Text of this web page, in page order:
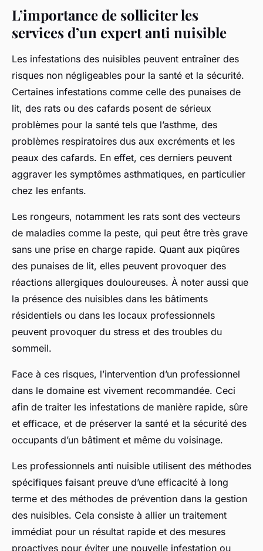
L’importance de solliciter les
services d’un expert anti nuisible
Les infestations des nuisibles peuvent entraîner des
risques non négligeables pour la santé et la sécurité.
Certaines infestations comme celle des punaises de
lit, des rats ou des cafards posent de sérieux
problèmes pour la santé tels que l’asthme, des
problèmes respiratoires dus aux excréments et les
peaux des cafards. En effet, ces derniers peuvent
aggraver les symptômes asthmatiques, en particulier
chez les enfants.
Les rongeurs, notamment les rats sont des vecteurs
de maladies comme la peste, qui peut être très grave
sans une prise en charge rapide. Quant aux piqûres
des punaises de lit, elles peuvent provoquer des
réactions allergiques douloureuses. À noter aussi que
la présence des nuisibles dans les bâtiments
résidentiels ou dans les locaux professionnels
peuvent provoquer du stress et des troubles du
sommeil.
Face à ces risques, l’intervention d’un professionnel
dans le domaine est vivement recommandée. Ceci
afin de traiter les infestations de manière rapide, sûre
et efficace, et de préserver la santé et la sécurité des
occupants d’un bâtiment et même du voisinage.
Les professionnels anti nuisible utilisent des méthodes
spécifiques faisant preuve d’une efficacité à long
terme et des méthodes de prévention dans la gestion
des nuisibles. Cela consiste à allier un traitement
immédiat pour un résultat rapide et des mesures
proactives pour éviter une nouvelle infestation ou